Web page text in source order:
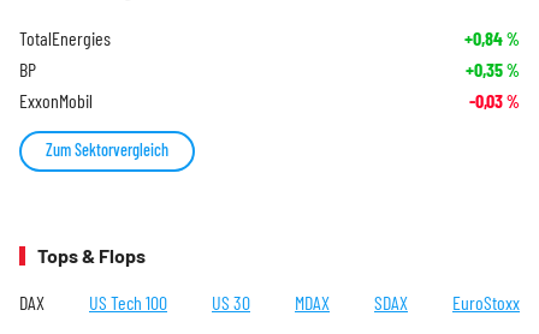
TotalEnergies +0,84%
BP +0,35%
ExxonMobil -0,03%
Zum Sektorvergleich
Tops & Flops
DAX US Tech 100 US 30 MDAX SDAX EuroStoxx